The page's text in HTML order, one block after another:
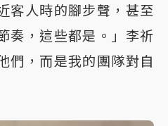
客人時的腳步聲，甚至
奏，這些都是。」李祈
們，而是我的團隊對自